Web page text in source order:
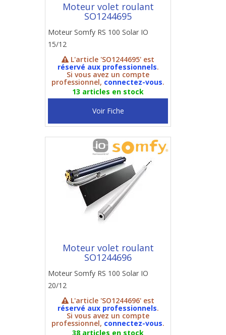
Moteur volet roulant
SO1244695
Moteur Somfy RS 100 Solar IO
15/12
L'article 'SO1244695' est
réservé aux professionnels.
Si vous avez un compte
professionnel, connectez-vous.
13 articles en stock
Voir Fiche
Moteur volet roulant
SO1244696
Moteur Somfy RS 100 Solar IO
20/12
L'article 'SO1244696' est
réservé aux professionnels.
Si vous avez un compte
professionnel, connectez-vous.
38 articles en stock